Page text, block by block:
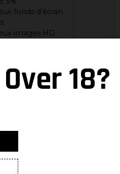
fonds d’écran
images HD
les
les filles et les
tant que Big
le contenu
18?